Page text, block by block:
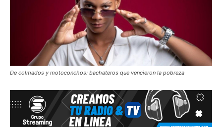
De colmados y motoconchos: bachateros que vencieron la pobreza